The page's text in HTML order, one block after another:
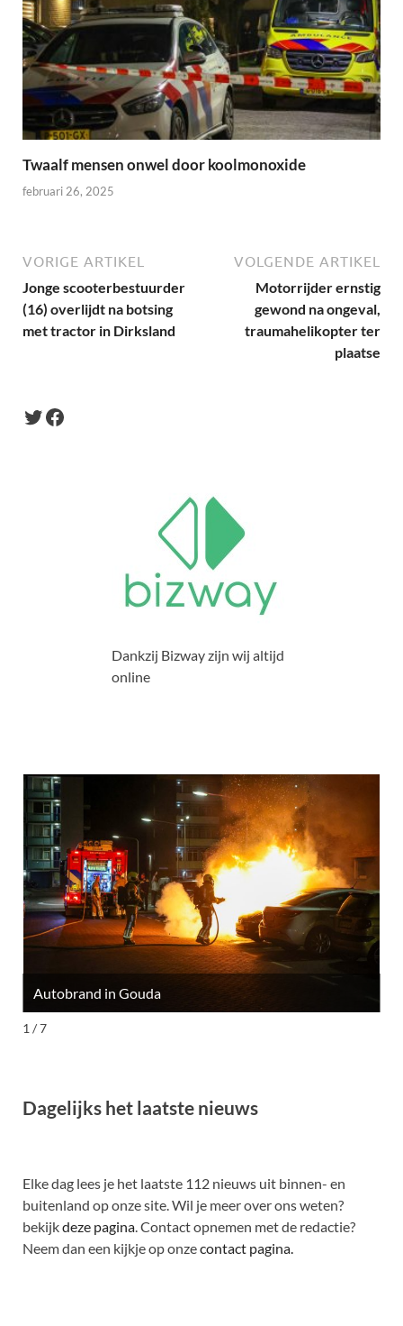
Twaalf mensen onwel door koolmonoxide
februari 26, 2025
VORIGE ARTIKEL
Jonge scooterbestuurder
(16) overlijdt na botsing
met tractor in Dirksland
VOLGENDE ARTIKEL
Motorrijder ernstig
gewond na ongeval,
traumahelikopter ter
plaatse
Dankzij Bizway zijn wij altijd
online
Autobrand in Gouda
1 / 7
Dagelijks het laatste nieuws
Elke dag lees je het laatste 112 nieuws uit binnen- en
buitenland op onze site. Wil je meer over ons weten?
bekijkdeze pagina . Contact opnemen met de redactie?
Neem dan een kijkje op onzecontact pagina.